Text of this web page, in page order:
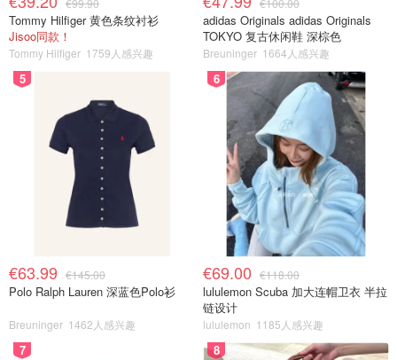
€99.90
Tommy Hilfiger 黄色条纹衬衫
Jisoo同款！
Tommy Hilfiger 1759人感兴趣
€100.00
adidas Originals adidas Originals
TOKYO 复古休闲鞋 深棕色
Breuninger 1664人感兴趣
5
€63.99 €145.00
Polo Ralph Lauren 深蓝色Polo衫
Breuninger 1462人感兴趣
6
€69.00 €118.00
lululemon Scuba 加大连帽卫衣 半拉
链设计
lululemon 1185人感兴趣
7 8